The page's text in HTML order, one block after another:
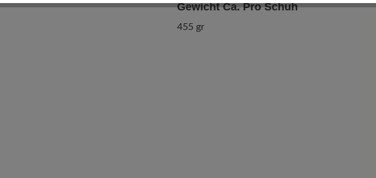
Gewicht Ca. Pro Schuh
455 gr